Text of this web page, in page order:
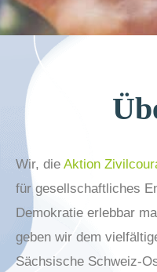
Wir, die Aktion
für gesellschaftliches
Demokratie erlebbar
geben wir dem
Sächsische Schweiz-